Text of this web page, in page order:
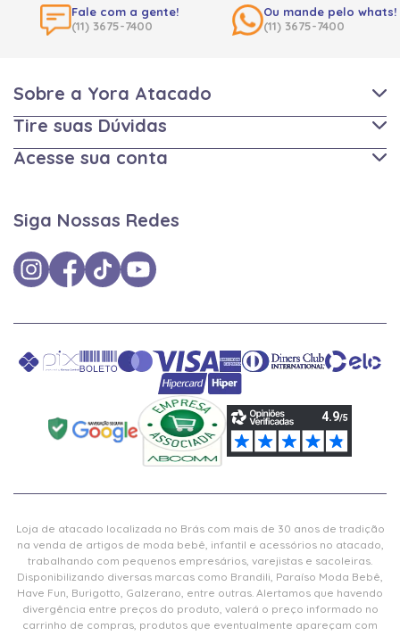
Fale com a gente!
(11) 3675-7400
Ou mande pelo whats!
(11) 3675-7400
Sobre a Yora Atacado
Tire suas Dúvidas
Acesse sua conta
Siga Nossas Redes
Loja de atacado localizada no Brás com mais de 30 anos de tradição
na venda de artigos de moda bebê, infantil e acessórios no atacado,
trabalhando com pequenos empresários, varejistas e sacoleiras.
Disponibilizando diversas marcas como Brandili, Paraíso Moda Bebê,
Have Fun, Burigotto, Galzerano, entre outras. Alertamos que havendo
divergência entre preços do produto, valerá o preço informado no
carrinho de compras, produtos que eventualmente apareçam com